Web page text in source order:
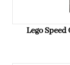
Lego